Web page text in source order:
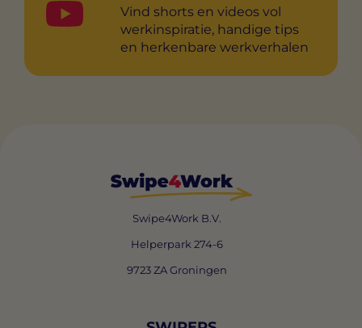
Vind shorts en videos vol
werkinspiratie, handige tips
en herkenbare werkverhalen
Swipe4Work B.V.
Helperpark 274-6
9723 ZA Groningen